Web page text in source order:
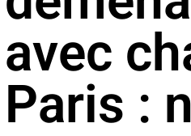
avec
Paris :